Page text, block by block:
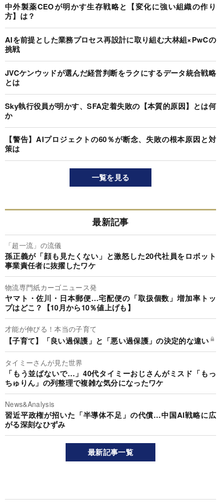
中外製薬CEOが明かす生存戦略と【変化に強い組織の作り
方】は？
AIを前提とした業務プロセス再設計に取り組む大林組×PwCの
挑戦
JVCケンウッドが選んだ経営判断をラクにするデータ統合戦略
とは
Sky執行役員が明かす、SFA定着失敗の【本質的原因】とは何
か
【警告】AIプロジェクトの60％が断念、失敗の根本原因と対
策は
一覧を見る
最新記事
「超一流」の流儀
孫正義が「顔も見たくない」と激怒した20代社員をロボット
事業責任者に抜擢したワケ
物流専門紙カーゴニュース発
ヤマト・佐川・日本郵便…宅配便の「取扱個数」増加率トッ
プはどこ？【10月から10％値上げも】
才能が伸びる！本当の子育て
【子育て】「良い過保護」と「悪い過保護」の決定的な違い
タイミーさんが見た世界
「もう並ばないで…」40代タイミーおじさんがミスド「もっ
ちゅりん」の列整理で複雑な気分になったワケ
News&Analysis
習近平政権が招いた「半導体不足」の代償…中国AI戦略に広
がる深刻なひずみ
最新記事一覧